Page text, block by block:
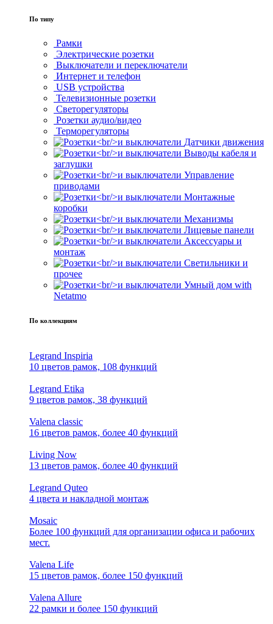
По типу
Рамки
Электрические розетки
Выключатели и переключатели
Интернет и телефон
USB устройства
Телевизионные розетки
Светорегуляторы
Розетки аудио/видео
Терморегуляторы
Датчики движения
Выводы кабеля и
заглушки
Управление
приводами
Монтажные
коробки
Механизмы
Лицевые панели
Аксессуары и
монтаж
Светильники и
прочее
Умный дом with
Netatmo
По коллекциям
Legrand Inspiria
10 цветов рамок, 108 функций
Legrand Etika
9 цветов рамок, 38 функций
Valena classic
16 цветов рамок, более 40 функций
Living Now
13 цветов рамок, более 40 функций
Legrand Quteo
4 цвета и накладной монтаж
Mosaic
Более 100 функций для организации офиса и рабочих
мест.
Valena Life
15 цветов рамок, более 150 функций
Valena Allure
22 рамки и более 150 функций